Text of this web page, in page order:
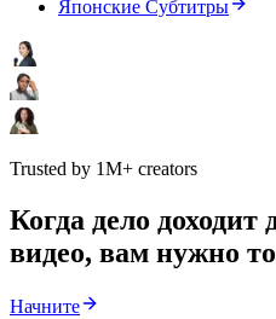
Японские Субтитры
Trusted by 1M+ creators
Когда дело
видео, вам нужно
Начните